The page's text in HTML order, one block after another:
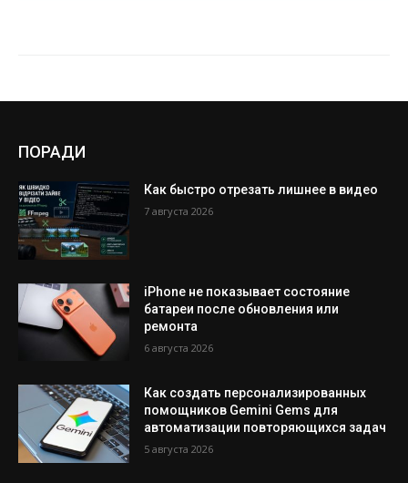
ПОРАДИ
Как быстро отрезать лишнее в видео
7 августа 2026
iPhone не показывает состояние
батареи после обновления или
ремонта
6 августа 2026
Как создать персонализированных
помощников Gemini Gems для
автоматизации повторяющихся задач
5 августа 2026